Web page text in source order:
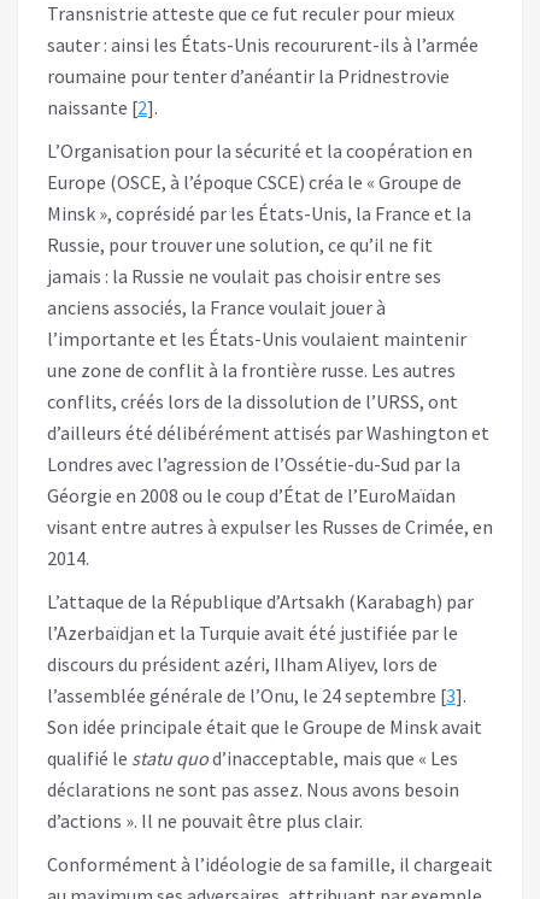
Transnistrie atteste que ce fut reculer pour mieux
sauter : ainsi les États-Unis recoururent-ils à l’armée
roumaine pour tenter d’anéantir la Pridnestrovie
naissante [2].
L’Organisation pour la sécurité et la coopération en
Europe (OSCE, à l’époque CSCE) créa le « Groupe de
Minsk », coprésidé par les États-Unis, la France et la
Russie, pour trouver une solution, ce qu’il ne fit
jamais : la Russie ne voulait pas choisir entre ses
anciens associés, la France voulait jouer à
l’importante et les États-Unis voulaient maintenir
une zone de conflit à la frontière russe. Les autres
conflits, créés lors de la dissolution de l’URSS, ont
d’ailleurs été délibérément attisés par Washington et
Londres avec l’agression de l’Ossétie-du-Sud par la
Géorgie en 2008 ou le coup d’État de l’EuroMaïdan
visant entre autres à expulser les Russes de Crimée, en
2014.
L’attaque de la République d’Artsakh (Karabagh) par
l’Azerbaïdjan et la Turquie avait été justifiée par le
discours du président azéri, Ilham Aliyev, lors de
l’assemblée générale de l’Onu, le 24 septembre [3].
Son idée principale était que le Groupe de Minsk avait
qualifié le statu quod’inacceptable, mais que « Les
déclarations ne sont pas assez. Nous avons besoin
d’actions ». Il ne pouvait être plus clair.
Conformément à l’idéologie de sa famille, il chargeait